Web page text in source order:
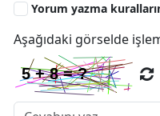
Yorum yazma
Aşağıdaki görselde